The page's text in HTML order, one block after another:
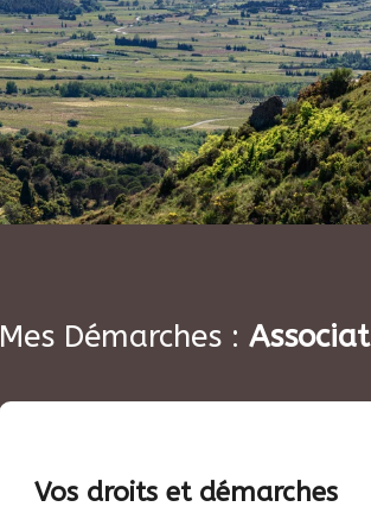
Mes Démarches :
Vos droits et démarches